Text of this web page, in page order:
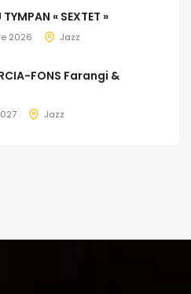
TYMPAN « SEXTET »
2026 Jazz
FONS Farangi &
Jazz